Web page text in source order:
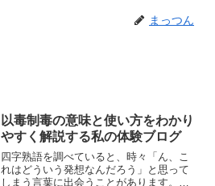
まっつん
以毒制毒の意味と使い方をわかり
やすく解説する私の体験ブログ
四字熟語を調べていると、時々「ん、こ
れはどういう発想なんだろう」と思って
しまう言葉に出会うことがあります。今